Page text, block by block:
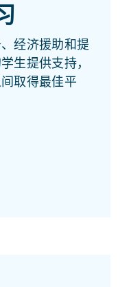
经济援助和提
生提供支持，
取得最佳平